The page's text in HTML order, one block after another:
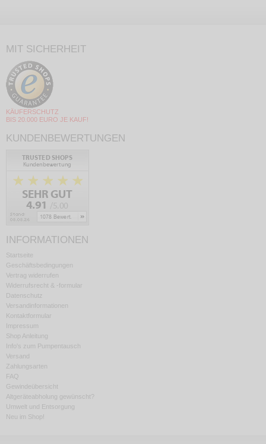
MIT SICHERHEIT
KÄUFERSCHUTZ
BIS 20.000 EURO JE KAUF!
KUNDENBEWERTUNGEN
INFORMATIONEN
Startseite
Geschäftsbedingungen
Vertrag widerrufen
Widerrufsrecht & -formular
Datenschutz
Versandinformationen
Kontaktformular
Impressum
Shop Anleitung
Info's zum Pumpentausch
Versand
Zahlungsarten
FAQ
Gewindeübersicht
Altgeräteabholung gewünscht?
Umwelt und Entsorgung
Neu im Shop!